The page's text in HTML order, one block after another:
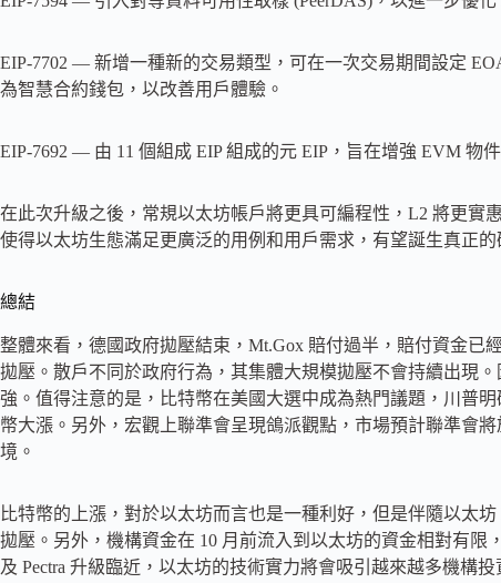
EIP-7702 — 新增一種新的交易類型，可在一次交易期間設定
為智慧合約錢包，以改善用戶體驗。
EIP-7692 — 由 11 個組成 EIP 組成的元 EIP，旨在增強 EVM 物
在此次升級之後，常規以太坊帳戶將更具可編程性，L2 將更實
使得以太坊生態滿足更廣泛的用例和用戶需求，有望誕生真正
總結
整體來看，德國政府拋壓結束，Mt.Gox 賠付過半，賠付資金已
拋壓。散戶不同於政府行為，其集體大規模拋壓不會持續出現
強。值得注意的是，比特幣在美國大選中成為熱門議題，川普
幣大漲。另外，宏觀上聯準會呈現鴿派觀點，市場預計聯準會
境。
比特幣的上漲，對於以太坊而言也是一種利好，但是伴隨以太
拋壓。另外，機構資金在 10 月前流入到以太坊的資金相對有
及 Pectra 升級臨近，以太坊的技術實力將會吸引越來越多機構